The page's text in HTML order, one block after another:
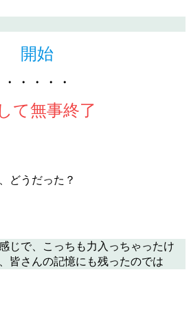
開始
・・・・・
て無事終了
どうだった？
じで、こっちも力入っちゃったけ
皆さんの記憶にも残ったのでは